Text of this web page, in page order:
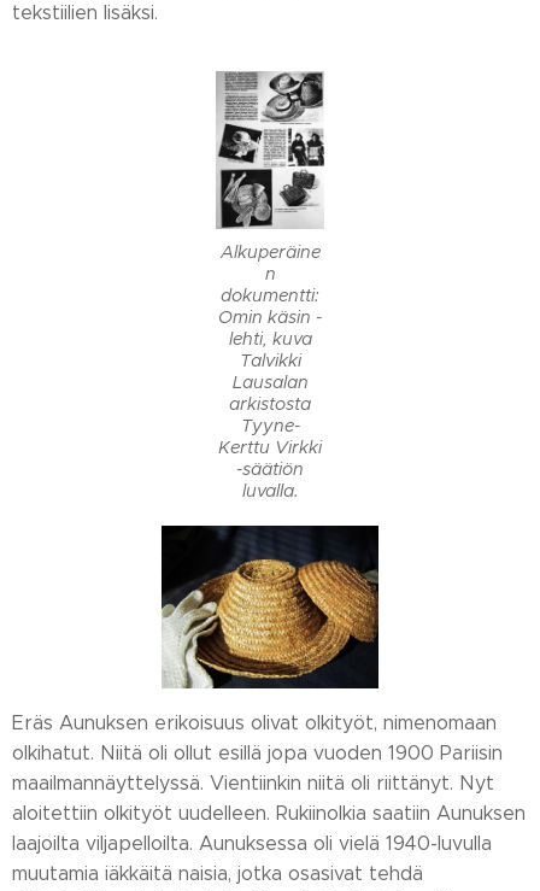
tekstiilien lisäksi.
Alkuperäine
n
dokumentti:
Omin käsin -
lehti, kuva
Talvikki
Lausalan
arkistosta
Tyyne-
Kerttu Virkki
-säätiön
luvalla.
Eräs Aunuksen erikoisuus olivat olkityöt, nimenomaan
olkihatut. Niitä oli ollut esillä jopa vuoden 1900 Pariisin
maailmannäyttelyssä. Vientiinkin niitä oli riittänyt. Nyt
aloitettiin olkityöt uudelleen. Rukiinolkia saatiin Aunuksen
laajoilta viljapelloilta. Aunuksessa oli vielä 1940-luvulla
muutamia iäkkäitä naisia, jotka osasivat tehdä